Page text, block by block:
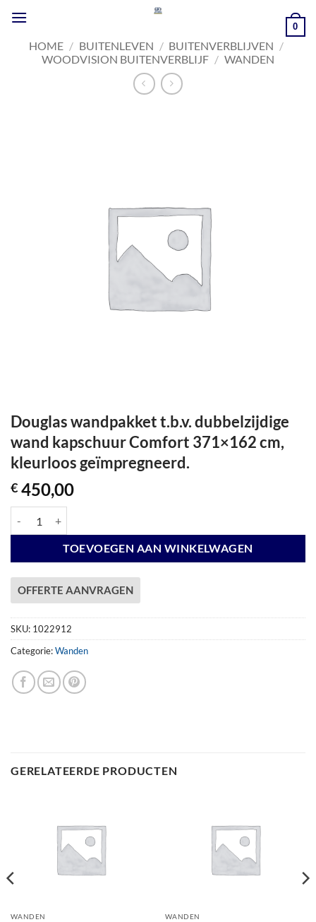
naar
inhoud
0
HOME / BUITENLEVEN / BUITENVERBLIJVEN /
WOODVISION BUITENVERBLIJF / WANDEN
Douglas wandpakket t.b.v. dubbelzijdige
wand kapschuur Comfort 371×162 cm,
kleurloos geïmpregneerd.
€ 450,00
TOEVOEGEN AAN WINKELWAGEN
OFFERTE AANVRAGEN
SKU: 1022912
Categorie:Wanden
GERELATEERDE PRODUCTEN
WANDEN WANDEN